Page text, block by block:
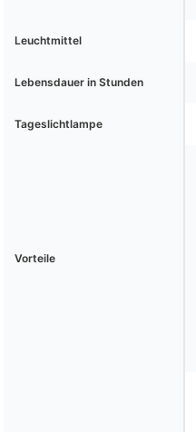
Leuchtmittel
Lebensdauer in Stunden
Tageslichtlampe
Vorteile